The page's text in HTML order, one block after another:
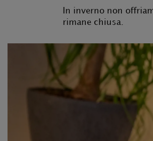
In inverno non
rimane chiusa.